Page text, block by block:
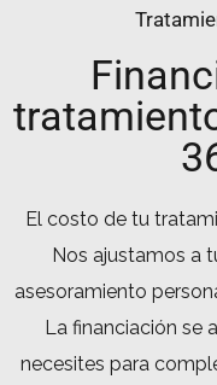
El costo de tu
Nos ajustamos a
asesoramiento
La financiación se
necesites para